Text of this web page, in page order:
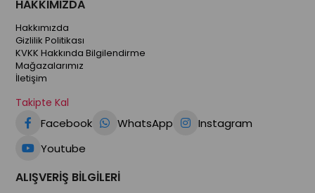
HAKKIMIZDA
Hakkımızda
Gizlilik Politikası
KVKK Hakkında Bilgilendirme
Mağazalarımız
İletişim
Takipte Kal
Facebook WhatsApp
Instagram
Youtube
ALIŞVERİŞ BİLGİLERİ